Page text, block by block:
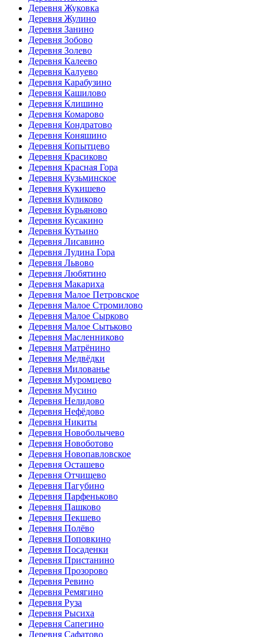
Деревня Жуковка
Деревня Жулино
Деревня Занино
Деревня Зобово
Деревня Золево
Деревня Калеево
Деревня Калуево
Деревня Карабузино
Деревня Кашилово
Деревня Клишино
Деревня Комарово
Деревня Кондратово
Деревня Коняшино
Деревня Копытцево
Деревня Красиково
Деревня Красная Гора
Деревня Кузьминское
Деревня Кукишево
Деревня Куликово
Деревня Курьяново
Деревня Кусакино
Деревня Кутьино
Деревня Лисавино
Деревня Лудина Гора
Деревня Львово
Деревня Любятино
Деревня Макариха
Деревня Малое Петровское
Деревня Малое Стромилово
Деревня Малое Сырково
Деревня Малое Сытьково
Деревня Масленниково
Деревня Матрёнино
Деревня Медвёдки
Деревня Милованье
Деревня Муромцево
Деревня Мусино
Деревня Нелидово
Деревня Нефёдово
Деревня Никиты
Деревня Новоболычево
Деревня Новоботово
Деревня Новопавловское
Деревня Осташево
Деревня Отчищево
Деревня Пагубино
Деревня Парфеньково
Деревня Пашково
Деревня Пекшево
Деревня Полёво
Деревня Поповкино
Деревня Посаденки
Деревня Пристанино
Деревня Прозорово
Деревня Ревино
Деревня Ремягино
Деревня Руза
Деревня Рысиха
Деревня Сапегино
Деревня Сафатово